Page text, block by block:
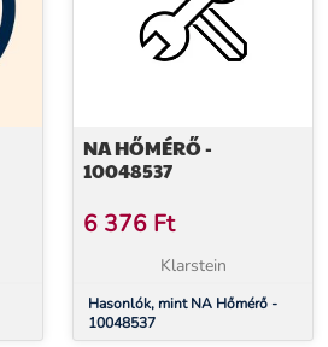
NA HŐMÉRŐ -
10048537
6 376 Ft
Klarstein
Hasonlók, mint NA Hőmérő -
10048537